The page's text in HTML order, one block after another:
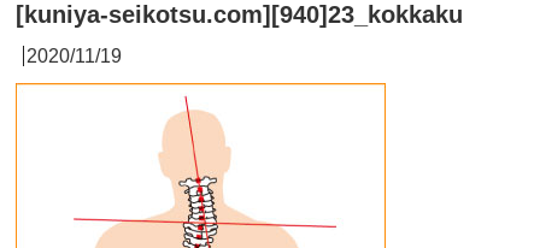
[kuniya-seikotsu.com][940]23_kokkaku
2020/11/19